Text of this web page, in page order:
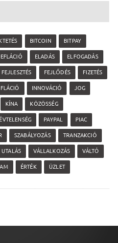
BITCOIN BITPAY
ELADÁS ELFOGADÁS
FEJLESZTÉS FEJLŐDÉS FIZETÉS
INNOVÁCIÓ JOG
KÍNA KÖZÖSSÉG
PAYPAL PIAC
SZABÁLYOZÁS TRANZAKCIÓ
UTALÁS VÁLLALKOZÁS VÁLTÓ
ÉRTÉK ÜZLET